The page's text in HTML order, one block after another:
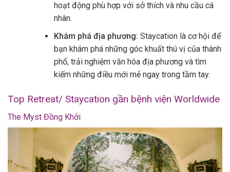
hoạt động phù hợp với sở thích và nhu cầu cá
nhân.
Khám phá địa phương: Staycation là cơ hội để
bạn khám phá những góc khuất thú vị của thành
phố, trải nghiệm văn hóa địa phương và tìm
kiếm những điều mới mẻ ngay trong tầm tay.
Top Retreat/ Staycation gần bệnh viện Worldwide
The Myst Đồng Khởi